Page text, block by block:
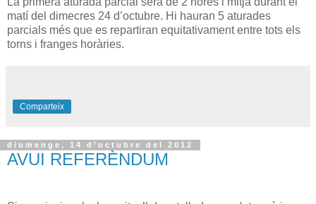
matí del dimecres 24 d’octubre. Hi hauran 5 aturades
parcials més que es repartiran equitativament entre tots els
torns i franges horàries.
Comparteix
diumenge, 14 d’octubre del 2012
AVUI REFERÈNDUM